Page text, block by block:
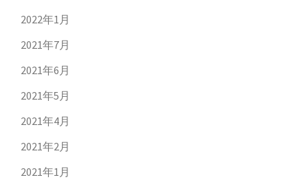
2022年1月
2021年7月
2021年6月
2021年5月
2021年4月
2021年2月
2021年1月